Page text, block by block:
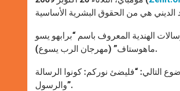
الهندية المعروف باسم “برابهو يسو
ماهوستاف” (مهرجان الرب يسوع).
التالي: “فليضئ نوركم: كونوا الرسالة
والرسول”.